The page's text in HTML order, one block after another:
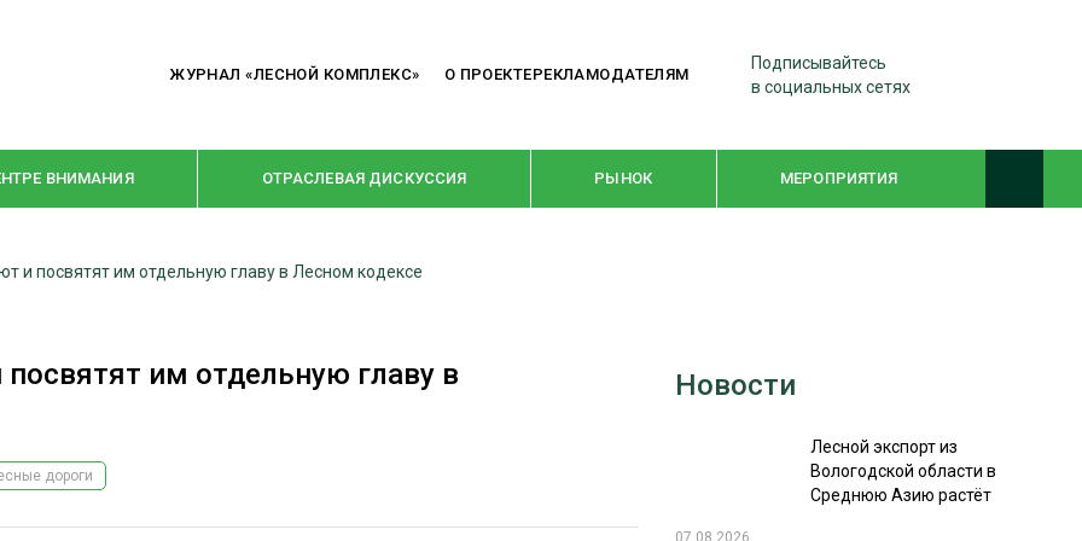
ЖУРНАЛ «ЛЕСНОЙ КОМПЛЕКС» О ПРОЕКТЕРЕКЛАМОДАТЕЛЯМ
Подписывайтесь
в социальных сетях
ВНИМАНИЯ ОТРАСЛЕВАЯ ДИСКУССИЯ РЫНОК МЕРОПРИЯТИЯ
РУБРИКИ
КРУПНЫМ ПЛАНОМ WOODEX-2021
СУШКА ДРЕВЕСИНЫ
и посвятят им отдельную главу в Лесном кодексе
им отдельную главу в
дороги
Новости
Лесной экспорт из
Вологодской области в
Среднюю Азию растёт
07.08.2026